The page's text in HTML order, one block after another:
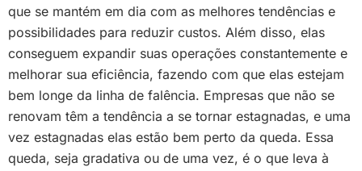
que se mantém em dia com as melhores tendências e
possibilidades para reduzir custos. Além disso, elas
conseguem expandir suas operações constantemente e
melhorar sua eficiência, fazendo com que elas estejam
bem longe da linha de falência. Empresas que não se
renovam têm a tendência a se tornar estagnadas, e uma
vez estagnadas elas estão bem perto da queda. Essa
queda, seja gradativa ou de uma vez, é o que leva à